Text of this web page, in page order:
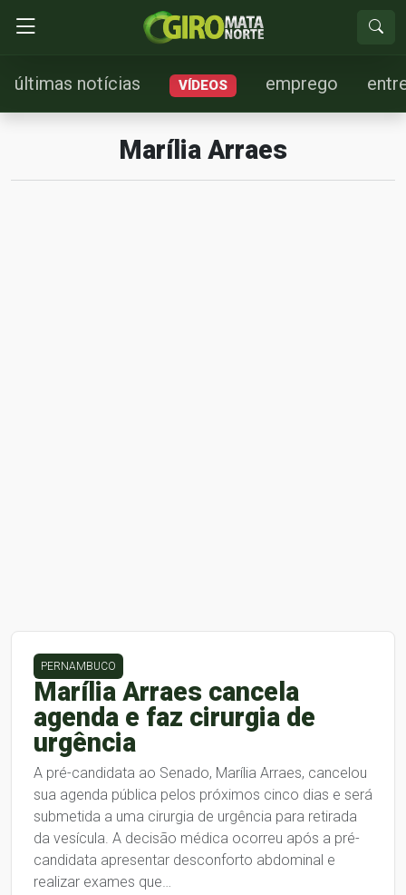
últimas notícias VÍDEOS emprego
Marília Arraes
PERNAMBUCO
Marília Arraes cancela
agenda e faz cirurgia de
urgência
A pré-candidata ao Senado, Marília Arraes, cancelou
sua agenda pública pelos próximos cinco dias e será
submetida a uma cirurgia de urgência para retirada
da vesícula. A decisão médica ocorreu após a pré-
candidata apresentar desconforto abdominal e
realizar exames que…